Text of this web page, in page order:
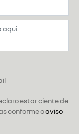
estar ciente de
conforme oaviso